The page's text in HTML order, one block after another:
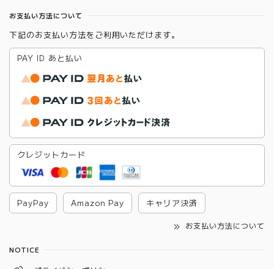
お支払い方法について
下記のお支払い方法をご利用いただけます。
PAY ID あと払い
クレジットカード
PayPay Amazon Pay キャリア決済
お支払い方法について
NOTICE